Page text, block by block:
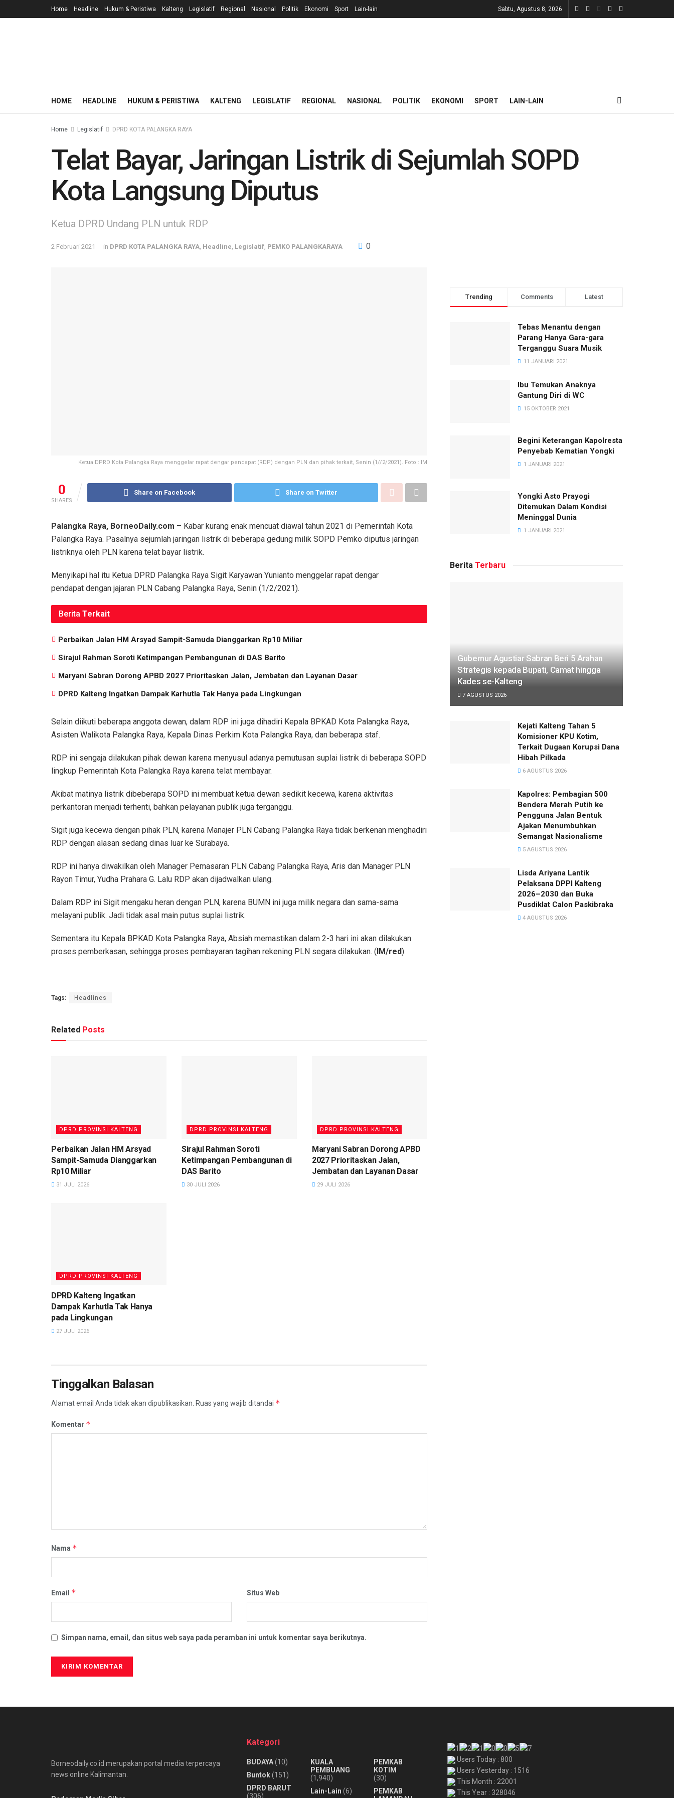
Home Headline Hukum & Peristiwa Kalteng Legislatif Regional Nasional Politik Ekonomi Sport Lain-lain Sabtu, Agustus 8, 2026
HOME HEADLINE HUKUM & PERISTIWA KALTENG LEGISLATIF REGIONAL NASIONAL POLITIK EKONOMI SPORT LAIN-LAIN
Home Legislatif DPRD KOTA PALANGKA RAYA
Telat Bayar, Jaringan Listrik di Sejumlah SOPD
Kota Langsung Diputus
Ketua DPRD Undang PLN untuk RDP
2 Februari 2021 in DPRD KOTA PALANGKA RAYA, Headline, Legislatif, PEMKO PALANGKARAYA 0
Ketua DPRD Kota Palangka Raya menggelar rapat dengar pendapat (RDP) dengan PLN dan pihak terkait, Senin (1//2/2021). Foto : IM
0
SHARES
Share on Facebook Share on Twitter
Palangka Raya, BorneoDaily.com – Kabar kurang enak mencuat diawal tahun 2021 di Pemerintah Kota
Palangka Raya. Pasalnya sejumlah jaringan listrik di beberapa gedung milik SOPD Pemko diputus jaringan
listriknya oleh PLN karena telat bayar listrik.
Menyikapi hal itu Ketua DPRD Palangka Raya Sigit Karyawan Yunianto menggelar rapat dengar
pendapat dengan jajaran PLN Cabang Palangka Raya, Senin (1/2/2021).
Berita Terkait
Perbaikan Jalan HM Arsyad Sampit-Samuda Dianggarkan Rp10 Miliar
Sirajul Rahman Soroti Ketimpangan Pembangunan di DAS Barito
Maryani Sabran Dorong APBD 2027 Prioritaskan Jalan, Jembatan dan Layanan Dasar
DPRD Kalteng Ingatkan Dampak Karhutla Tak Hanya pada Lingkungan
Selain diikuti beberapa anggota dewan, dalam RDP ini juga dihadiri Kepala BPKAD Kota Palangka Raya,
Asisten Walikota Palangka Raya, Kepala Dinas Perkim Kota Palangka Raya, dan beberapa staf.
RDP ini sengaja dilakukan pihak dewan karena menyusul adanya pemutusan suplai listrik di beberapa SOPD
lingkup Pemerintah Kota Palangka Raya karena telat membayar.
Akibat matinya listrik dibeberapa SOPD ini membuat ketua dewan sedikit kecewa, karena aktivitas
perkantoran menjadi terhenti, bahkan pelayanan publik juga terganggu.
Sigit juga kecewa dengan pihak PLN, karena Manajer PLN Cabang Palangka Raya tidak berkenan menghadiri
RDP dengan alasan sedang dinas luar ke Surabaya.
RDP ini hanya diwakilkan oleh Manager Pemasaran PLN Cabang Palangka Raya, Aris dan Manager PLN
Rayon Timur, Yudha Prahara G. Lalu RDP akan dijadwalkan ulang.
Dalam RDP ini Sigit mengaku heran dengan PLN, karena BUMN ini juga milik negara dan sama-sama
melayani publik. Jadi tidak asal main putus suplai listrik.
Sementara itu Kepala BPKAD Kota Palangka Raya, Absiah memastikan dalam 2-3 hari ini akan dilakukan
proses pemberkasan, sehingga proses pembayaran tagihan rekening PLN segara dilakukan. ( IM/red)
Tags: Headlines
Related Posts
DPRD PROVINSI KALTENG
Perbaikan Jalan HM Arsyad
Sampit-Samuda Dianggarkan
Rp10 Miliar
31 JULI 2026
DPRD PROVINSI KALTENG
Sirajul Rahman Soroti
Ketimpangan Pembangunan di
DAS Barito
30 JULI 2026
DPRD PROVINSI KALTENG
Maryani Sabran Dorong APBD
2027 Prioritaskan Jalan,
Jembatan dan Layanan Dasar
29 JULI 2026
DPRD PROVINSI KALTENG
DPRD Kalteng Ingatkan
Dampak Karhutla Tak Hanya
pada Lingkungan
27 JULI 2026
Tinggalkan Balasan
Alamat email Anda tidak akan dipublikasikan. Ruas yang wajib ditandai *
Komentar *
Nama *
Email * Situs Web
Simpan nama, email, dan situs web saya pada peramban ini untuk komentar saya berikutnya.
Trending Comments Latest
Tebas Menantu dengan
Parang Hanya Gara-gara
Terganggu Suara Musik
11 JANUARI 2021
Ibu Temukan Anaknya
Gantung Diri di WC
15 OKTOBER 2021
Begini Keterangan Kapolresta
Penyebab Kematian Yongki
1 JANUARI 2021
Yongki Asto Prayogi
Ditemukan Dalam Kondisi
Meninggal Dunia
1 JANUARI 2021
Berita Terbaru
Gubernur Agustiar Sabran Beri 5 Arahan
Strategis kepada Bupati, Camat hingga
Kades se-Kalteng
7 AGUSTUS 2026
Kejati Kalteng Tahan 5
Komisioner KPU Kotim,
Terkait Dugaan Korupsi Dana
Hibah Pilkada
6 AGUSTUS 2026
Kapolres: Pembagian 500
Bendera Merah Putih ke
Pengguna Jalan Bentuk
Ajakan Menumbuhkan
Semangat Nasionalisme
5 AGUSTUS 2026
Lisda Ariyana Lantik
Pelaksana DPPI Kalteng
2026–2030 dan Buka
Pusdiklat Calon Paskibraka
4 AGUSTUS 2026
Borneodaily.co.id merupakan portal media terpercaya
news online Kalimantan.
Kategori
BUDAYA(10)
Buntok(151)
DPRD BARUT
(306)
KUALA
PEMBUANG
(1,940)
Lain-Lain (6)
PEMKAB
KOTIM
(30)
PEMKAB
Users Today : 800
Users Yesterday : 1516
This Month : 22001
This Year : 328046